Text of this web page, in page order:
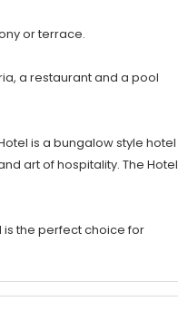
or terrace.
a restaurant and a pool
is a bungalow style hotel
art of hospitality. The Hotel
is the perfect choice for